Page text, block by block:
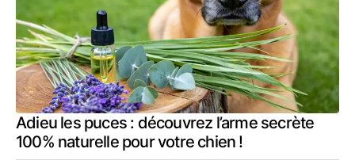
Adieu les puces : découvrez l’arme secrète
100% naturelle pour votre chien !